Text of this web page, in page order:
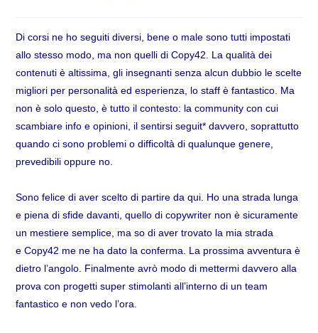
Di corsi ne ho seguiti diversi, bene o male sono tutti impostati
allo stesso modo, ma non quelli di Copy42. La qualità dei
contenuti è altissima, gli insegnanti senza alcun dubbio le scelte
migliori per personalità ed esperienza, lo staff è fantastico. Ma
non è solo questo, è tutto il contesto: la community con cui
scambiare info e opinioni, il sentirsi seguit* davvero, soprattutto
quando ci sono problemi o difficoltà di qualunque genere,
prevedibili oppure no.
Sono felice di aver scelto di partire da qui. Ho una strada lunga
e piena di sfide davanti, quello di copywriter non è sicuramente
un mestiere semplice, ma so di aver trovato la mia strada
e Copy42 me ne ha dato la conferma. La prossima avventura è
dietro l’angolo. Finalmente avrò modo di mettermi davvero alla
prova con progetti super stimolanti all’interno di un team
fantastico e non vedo l’ora.